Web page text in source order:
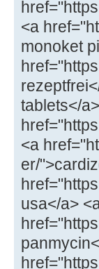
<a
monoket
tablets</
<a
er/
usa</a>